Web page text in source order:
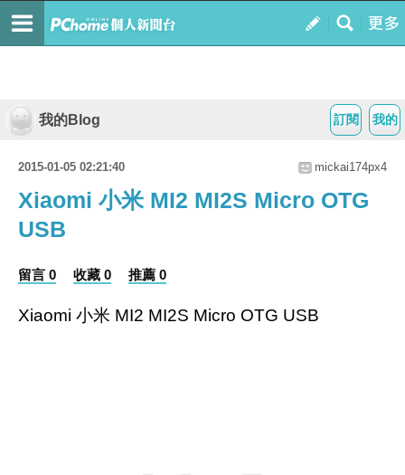
我的
訂閱
我的Blog
2015-01-05 02:21:40 mickai174px4
Xiaomi 小米 MI2 MI2S Micro OTG
USB
留言 0 收藏 0 推薦 0
Xiaomi 小米 MI2 MI2S Micro OTG USB